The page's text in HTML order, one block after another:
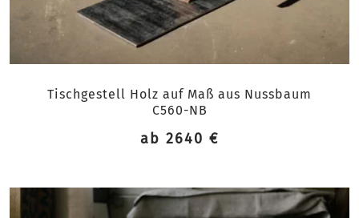
Tischgestell Holz auf Maß aus Nussbaum
C560-NB
ab 2640 €